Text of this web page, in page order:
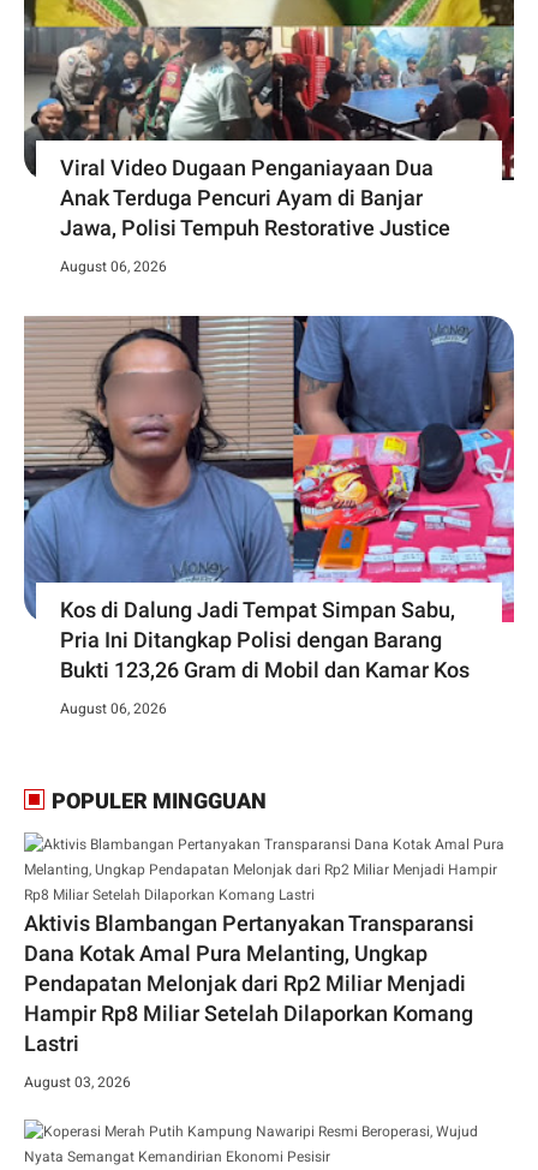
Viral Video Dugaan Penganiayaan Dua
Anak Terduga Pencuri Ayam di Banjar
Jawa, Polisi Tempuh Restorative Justice
August 06, 2026
Kos di Dalung Jadi Tempat Simpan Sabu,
Pria Ini Ditangkap Polisi dengan Barang
Bukti 123,26 Gram di Mobil dan Kamar Kos
August 06, 2026
POPULER MINGGUAN
Aktivis Blambangan Pertanyakan Transparansi
Dana Kotak Amal Pura Melanting, Ungkap
Pendapatan Melonjak dari Rp2 Miliar Menjadi
Hampir Rp8 Miliar Setelah Dilaporkan Komang
Lastri
August 03, 2026